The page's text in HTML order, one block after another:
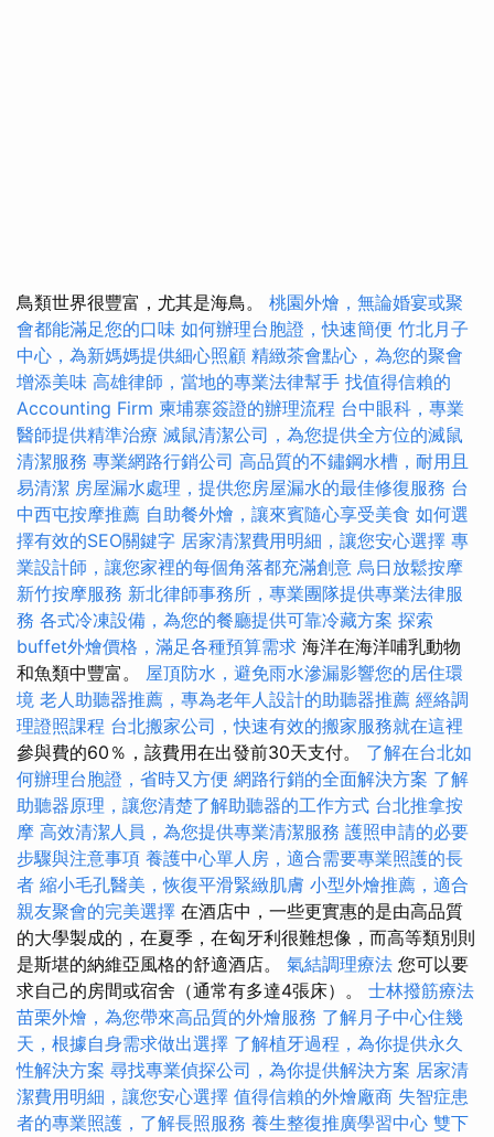
鳥類世界很豐富，尤其是海鳥。 桃園外燴，無論婚宴或聚
會都能滿足您的口味 如何辦理台胞證，快速簡便 竹北月子
中心，為新媽媽提供細心照顧 精緻茶會點心，為您的聚會
增添美味 高雄律師，當地的專業法律幫手 找值得信賴的
Accounting Firm 柬埔寨簽證的辦理流程 台中眼科，專業
醫師提供精準治療 滅鼠清潔公司，為您提供全方位的滅鼠
清潔服務 專業網路行銷公司 高品質的不鏽鋼水槽，耐用且
易清潔 房屋漏水處理，提供您房屋漏水的最佳修復服務 台
中西屯按摩推薦 自助餐外燴，讓來賓隨心享受美食 如何選
擇有效的SEO關鍵字 居家清潔費用明細，讓您安心選擇 專
業設計師，讓您家裡的每個角落都充滿創意 烏日放鬆按摩
新竹按摩服務 新北律師事務所，專業團隊提供專業法律服
務 各式冷凍設備，為您的餐廳提供可靠冷藏方案 探索
buffet外燴價格，滿足各種預算需求 海洋在海洋哺乳動物
和魚類中豐富。 屋頂防水，避免雨水滲漏影響您的居住環
境 老人助聽器推薦，專為老年人設計的助聽器推薦 經絡調
理證照課程 台北搬家公司，快速有效的搬家服務就在這裡
參與費的60％，該費用在出發前30天支付。 了解在台北如
何辦理台胞證，省時又方便 網路行銷的全面解決方案 了解
助聽器原理，讓您清楚了解助聽器的工作方式 台北推拿按
摩 高效清潔人員，為您提供專業清潔服務 護照申請的必要
步驟與注意事項 養護中心單人房，適合需要專業照護的長
者 縮小毛孔醫美，恢復平滑緊緻肌膚 小型外燴推薦，適合
親友聚會的完美選擇 在酒店中，一些更實惠的是由高品質
的大學製成的，在夏季，在匈牙利很難想像，而高等類別則
是斯堪的納維亞風格的舒適酒店。 氣結調理療法 您可以要
求自己的房間或宿舍（通常有多達4張床）。 士林撥筋療法
苗栗外燴，為您帶來高品質的外燴服務 了解月子中心住幾
天，根據自身需求做出選擇 了解植牙過程，為你提供永久
性解決方案 尋找專業偵探公司，為你提供解決方案 居家清
潔費用明細，讓您安心選擇 值得信賴的外燴廠商 失智症患
者的專業照護，了解長照服務 養生整復推廣學習中心 雙下